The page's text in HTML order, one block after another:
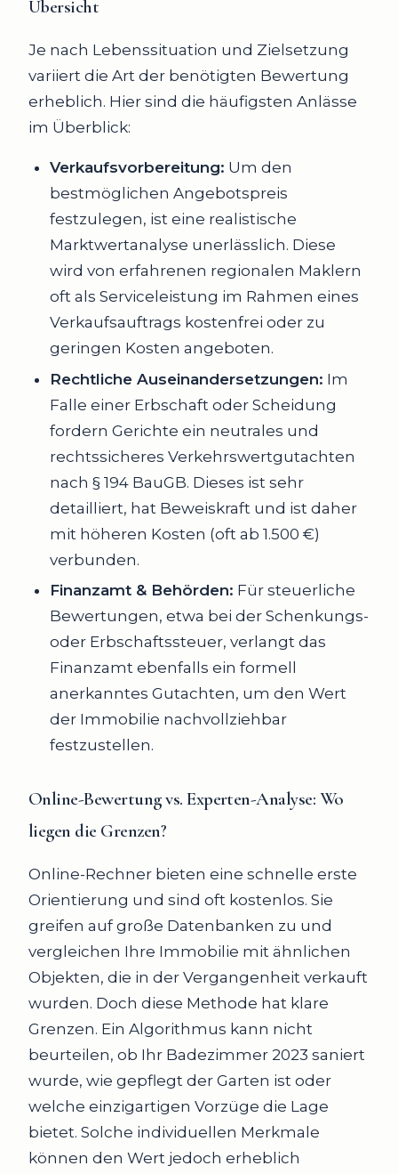
Übersicht
Je nach Lebenssituation und Zielsetzung
variiert die Art der benötigten Bewertung
erheblich. Hier sind die häufigsten Anlässe
im Überblick:
Verkaufsvorbereitung: Um den
bestmöglichen Angebotspreis
festzulegen, ist eine realistische
Marktwertanalyse unerlässlich. Diese
wird von erfahrenen regionalen Maklern
oft als Serviceleistung im Rahmen eines
Verkaufsauftrags kostenfrei oder zu
geringen Kosten angeboten.
Rechtliche Auseinandersetzungen: Im
Falle einer Erbschaft oder Scheidung
fordern Gerichte ein neutrales und
rechtssicheres Verkehrswertgutachten
nach § 194 BauGB. Dieses ist sehr
detailliert, hat Beweiskraft und ist daher
mit höheren Kosten (oft ab 1.500 €)
verbunden.
Finanzamt & Behörden: Für steuerliche
Bewertungen, etwa bei der Schenkungs-
oder Erbschaftssteuer, verlangt das
Finanzamt ebenfalls ein formell
anerkanntes Gutachten, um den Wert
der Immobilie nachvollziehbar
festzustellen.
Online-Bewertung vs. Experten-Analyse: Wo
liegen die Grenzen?
Online-Rechner bieten eine schnelle erste
Orientierung und sind oft kostenlos. Sie
greifen auf große Datenbanken zu und
vergleichen Ihre Immobilie mit ähnlichen
Objekten, die in der Vergangenheit verkauft
wurden. Doch diese Methode hat klare
Grenzen. Ein Algorithmus kann nicht
beurteilen, ob Ihr Badezimmer 2023 saniert
wurde, wie gepflegt der Garten ist oder
welche einzigartigen Vorzüge die Lage
bietet. Solche individuellen Merkmale
können den Wert jedoch erheblich